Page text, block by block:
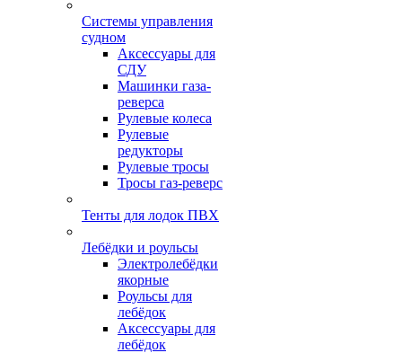
Системы управления
судном
Аксессуары для
СДУ
Машинки газа-
реверса
Рулевые колеса
Рулевые
редукторы
Рулевые тросы
Тросы газ-реверс
Тенты для лодок ПВХ
Лебёдки и роульсы
Электролебёдки
якорные
Роульсы для
лебёдок
Аксессуары для
лебёдок